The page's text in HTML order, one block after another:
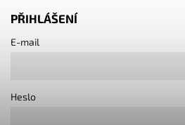
PŘIHLÁŠENÍ
E-mail
Heslo